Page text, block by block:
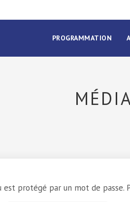
PROGRAMMATION
est protégé par un mot de passe.